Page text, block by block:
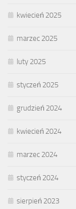
kwiecień 2025
marzec 2025
luty 2025
styczeń 2025
grudzień 2024
kwiecień 2024
marzec 2024
styczeń 2024
sierpień 2023